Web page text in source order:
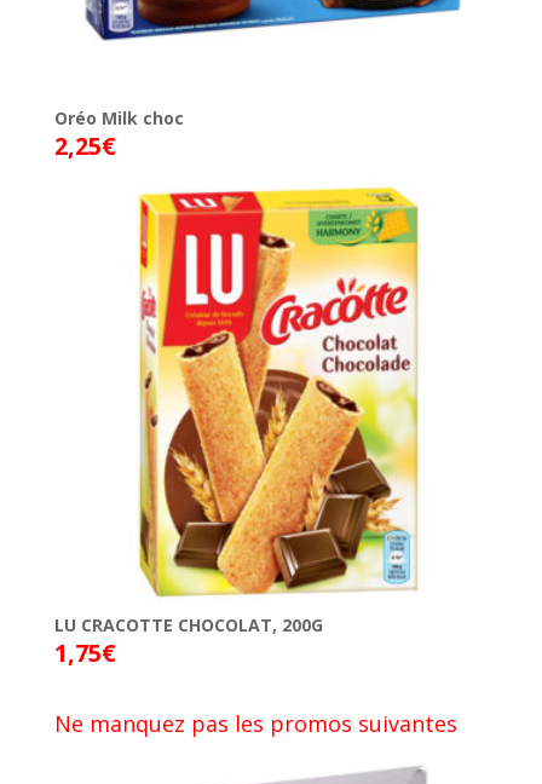
Oréo Milk choc
2,25€
LU CRACOTTE CHOCOLAT, 200G
1,75€
Ne manquez pas les promos suivantes